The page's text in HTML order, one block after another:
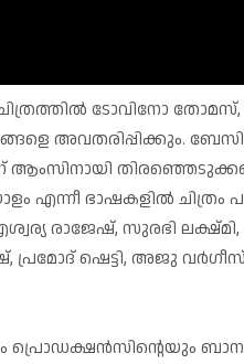
ടോവിനോ
അവതരിപ്പിക്കും.
ആംസിനായി
എന്നീ ഭാഷകളിൽ
രാജേഷ്, സുരഭി
ഷെട്ടി, അജു
പ്രൊഡക്ഷൻസിൻ്റെയും